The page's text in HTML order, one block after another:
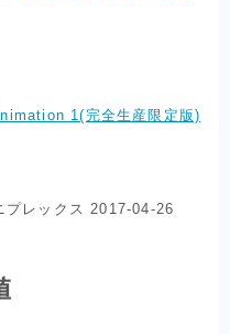
1(完全生産限定版)
プレックス 2017-04-26